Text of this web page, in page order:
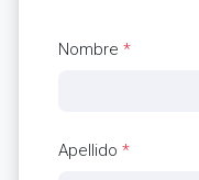
Nombre *
Apellido *